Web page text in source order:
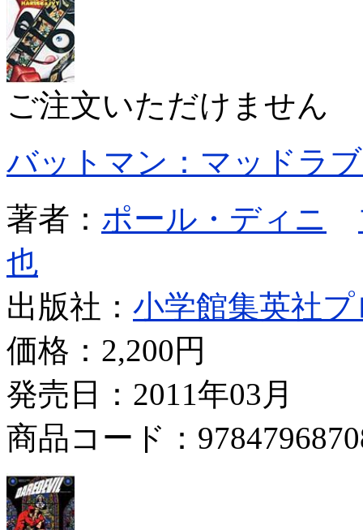
ご注文いただけません
バットマン：マッドラ
著者： ポール・ディニ
也
出版社： 小学館集英社
価格： 2,200円
発売日：2011年03月
商品コード：